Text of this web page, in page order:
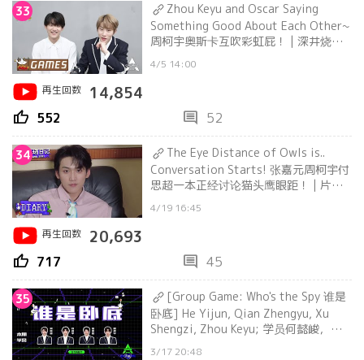
33
Zhou Keyu and Oscar Saying
Something Good About Each Other~
周柯宇奥斯卡互吹彩虹屁！ | 深井烧鹅
4/5 14:00
再生回数
14,854
thumb_up 552 comment 52
34
The Eye Distance of Owls is..
Conversation Starts! 张嘉元周柯宇付
思超一本正经讨论猫头鹰眼距！ | 片场
4/19 16:45
再生回数
20,693
thumb_up 717 comment 45
35
[Group Game: Who's the Spy 谁是
卧底] He Yijun, Qian Zhengyu, Xu
Shengzi, Zhou Keyu; 学员何懿峻，钱
3/17 20:48